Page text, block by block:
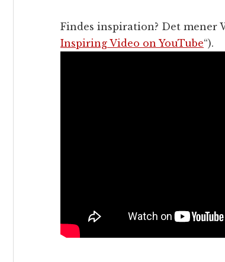
Findes inspiration? Det mener
Inspiring Video on YouTube“).